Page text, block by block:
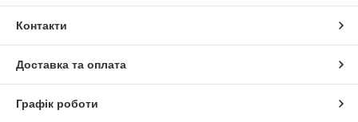
Контакти
Доставка та оплата
Графік роботи